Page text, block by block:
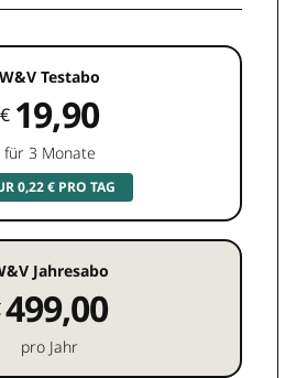
W&V Testabo
€ 19,90
für 3 Monate
0,22 € PRO TAG
Jahresabo
499,00
pro Jahr